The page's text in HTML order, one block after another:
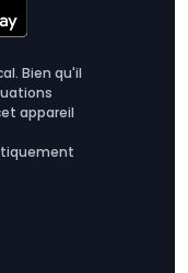
Bien qu'il
appareil